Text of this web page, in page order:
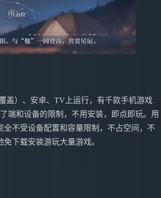
盖）、安卓、TV上运行，有千款手机游戏
端和设备的限制，不用安装，即点即玩。用
不受设备配置和容量限制，不占空间，不
下载安装游玩大量游戏。